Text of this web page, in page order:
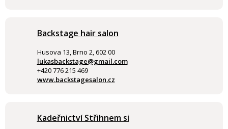
Backstage hair salon
Husova 13, Brno 2, 602 00
lukasbackstage@gmail.com
+420 776 215 469
www.backstagesalon.cz
Kadeřnictví Střihnem si